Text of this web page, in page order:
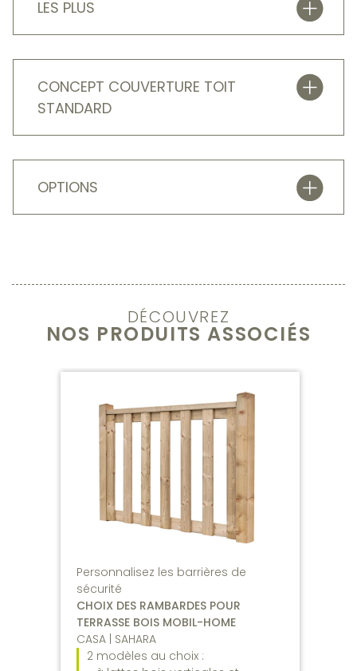
LES PLUS
CONCEPT COUVERTURE TOIT
STANDARD
OPTIONS
DÉCOUVREZ
NOS PRODUITS ASSOCIÉS
Personnalisez les barrières de
sécurité
CHOIX DES RAMBARDES POUR
TERRASSE BOIS MOBIL-HOME
CASA | SAHARA
2 modèles au choix :